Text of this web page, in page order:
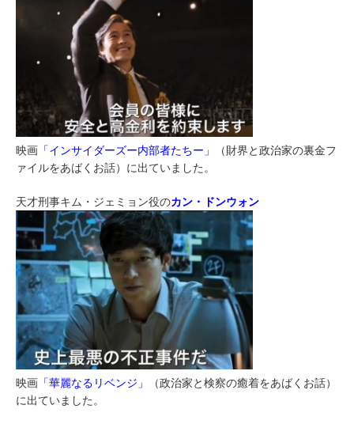
映画 「インサイダーズー内部者たちー」
（財界と政治家の裏金フ
ァイルをあばくお話）に出ていました。
天才刑事キム・ジェミョン役のカン・ドンウォン
映画 「華麗なるリベンジ」
（政治家と検察の癒着をあばくお話）
に出ていました。